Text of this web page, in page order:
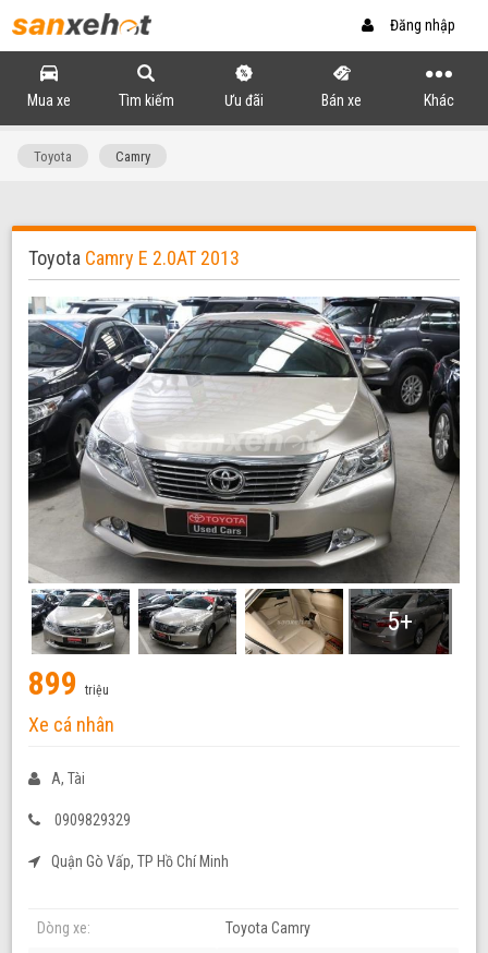
Đăng nhập
Mua xe Tìm kiếm Ưu đãi Bán xe Khác
Toyota Camry
Toyota Camry E 2.0AT 2013
5+
899triệu
Xe cá nhân
A, Tài
0909829329
Quận Gò Vấp, TP Hồ Chí Minh
Dòng xe: Toyota Camry